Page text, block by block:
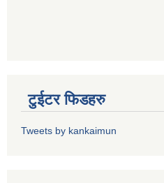
टुईटर फिडहरु
Tweets by kankaimun